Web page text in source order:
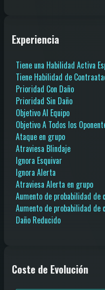
Experiencia
Tiene una Habilidad Activa
Tiene Habilidad de
Prioridad Con Daño
Prioridad Sin Daño
Objetivo Al Equipo
Objetivo A Todos los
Ataque en grupo
Atraviesa Blindaje
Ignora Esquivar
Ignora Alerta
Atraviesa Alerta en grupo
Aumento de probabilidad
Aumento de probabilidad de
Daño Reducido
Coste de Evolución